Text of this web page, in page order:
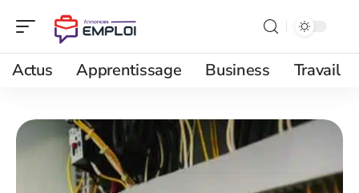
Actus Apprentissage Business Travail